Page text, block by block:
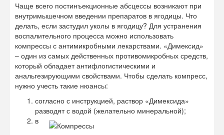
Чаще всего постинъекционные абсцессы возникают при
внутримышечном введении препаратов в ягодицы. Что
делать, если застудил уколы в ягодицу? Для устранения
воспалительного процесса можно использовать
компрессы с антимикробными лекарствами. «Димексид»
– один из самых действенных противомикробных средств,
который обладает антифлогистическими и
анальгезирующими свойствами. Чтобы сделать компресс,
нужно учесть такие нюансы:
согласно с инструкцией, раствор «Димексида»
разводят с водой (желательно минеральной);
в